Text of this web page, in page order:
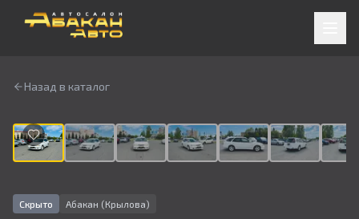
Назад в каталог
Скрыто Абакан (Крылова)